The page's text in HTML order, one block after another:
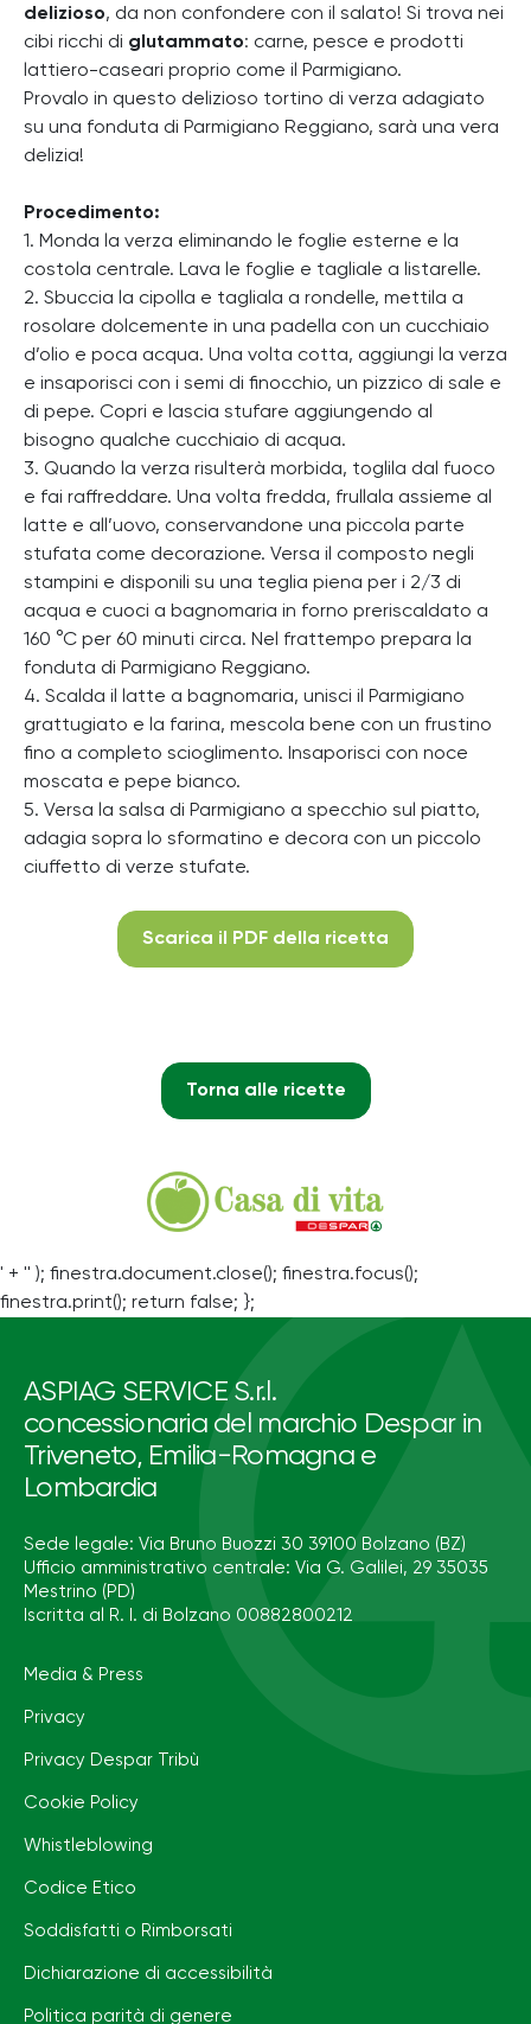
delizioso, da non confondere con il salato! Si trova nei
cibi ricchi di glutammato: carne, pesce e prodotti
lattiero-caseari proprio come il Parmigiano.
Provalo in questo delizioso tortino di verza adagiato
su una fonduta di Parmigiano Reggiano, sarà una vera
delizia!
Procedimento:
1. Monda la verza eliminando le foglie esterne e la
costola centrale. Lava le foglie e tagliale a listarelle.
2. Sbuccia la cipolla e tagliala a rondelle, mettila a
rosolare dolcemente in una padella con un cucchiaio
d’olio e poca acqua. Una volta cotta, aggiungi la verza
e insaporisci con i semi di finocchio, un pizzico di sale e
di pepe. Copri e lascia stufare aggiungendo al
bisogno qualche cucchiaio di acqua.
3. Quando la verza risulterà morbida, toglila dal fuoco
e fai raffreddare. Una volta fredda, frullala assieme al
latte e all’uovo, conservandone una piccola parte
stufata come decorazione. Versa il composto negli
stampini e disponili su una teglia piena per i 2/3 di
acqua e cuoci a bagnomaria in forno preriscaldato a
160 °C per 60 minuti circa. Nel frattempo prepara la
fonduta di Parmigiano Reggiano.
4. Scalda il latte a bagnomaria, unisci il Parmigiano
grattugiato e la farina, mescola bene con un frustino
fino a completo scioglimento. Insaporisci con noce
moscata e pepe bianco.
5. Versa la salsa di Parmigiano a specchio sul piatto,
adagia sopra lo sformatino e decora con un piccolo
ciuffetto di verze stufate.
Scarica il PDF della ricetta
Torna alle ricette
' + '' ); finestra.document.close(); finestra.focus();
finestra.print(); return false; };
ASPIAG SERVICE S.r.l.
concessionaria del marchio Despar in
Triveneto, Emilia-Romagna e
Lombardia
Sede legale: Via Bruno Buozzi 30 39100 Bolzano (BZ)
Ufficio amministrativo centrale: Via G. Galilei, 29 35035
Mestrino (PD)
Iscritta al R. I. di Bolzano 00882800212
Media & Press
Privacy
Privacy Despar Tribù
Cookie Policy
Whistleblowing
Codice Etico
Soddisfatti o Rimborsati
Dichiarazione di accessibilità
Politica parità di genere